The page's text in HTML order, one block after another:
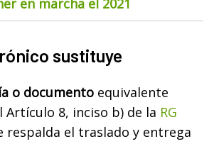
en marcha el 2021
sustituye
o documento equivalente
Artículo 8, inciso b) de la RG
respalda el traslado y entrega